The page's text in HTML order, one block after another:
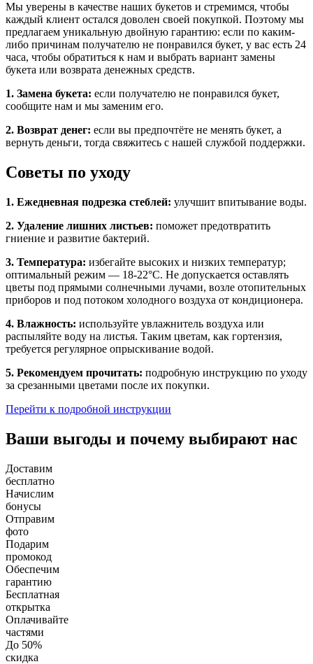
Мы уверены в качестве наших букетов и стремимся, чтобы
каждый клиент остался доволен своей покупкой. Поэтому мы
предлагаем уникальную двойную гарантию: если по каким-
либо причинам получателю не понравился букет, у вас есть 24
часа, чтобы обратиться к нам и выбрать вариант замены
букета или возврата денежных средств.
1. Замена букета: если получателю не понравился букет,
сообщите нам и мы заменим его.
2. Возврат денег: если вы предпочтёте не менять букет, а
вернуть деньги, тогда свяжитесь с нашей службой поддержки.
Советы по уходу
1. Ежедневная подрезка стеблей: улучшит впитывание воды.
2. Удаление лишних листьев: поможет предотвратить
гниение и развитие бактерий.
3. Температура: избегайте высоких и низких температур;
оптимальный режим — 18-22°C. Не допускается оставлять
цветы под прямыми солнечными лучами, возле отопительных
приборов и под потоком холодного воздуха от кондиционера.
4. Влажность: используйте увлажнитель воздуха или
распыляйте воду на листья. Таким цветам, как гортензия,
требуется регулярное опрыскивание водой.
5. Рекомендуем прочитать: подробную инструкцию по уходу
за срезанными цветами после их покупки.
Перейти к подробной инструкции
Ваши выгоды и почему выбирают нас
Доставим
бесплатно
Начислим
бонусы
Отправим
фото
Подарим
промокод
Обеспечим
гарантию
Бесплатная
открытка
Оплачивайте
частями
До 50%
скидка